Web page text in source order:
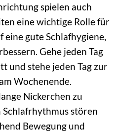
spielen auch
eine wichtige Rolle für
eine gute Schlafhygiene,
Gehe jeden Tag
und stehe jeden Tag zur
Wochenende.
Nickerchen zu
Schlafrhythmus stören
Bewegung und